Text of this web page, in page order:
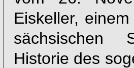
Eiskeller,
sächsischen
Historie des